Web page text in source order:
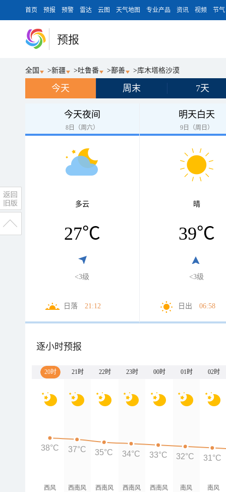
首页 预报 预警 雷达 云图 天气地图 专业产品 资讯 视频 节气
预报
全国 >新疆 >吐鲁番 >鄯善 >库木塔格沙漠
今天 周末 7天
今天夜间
8日（周六）
多云
27℃
<3级
日落 21:12
明天白天
9日（周日）
晴
39℃
<3级
日出 06:58
逐小时预报
20时 21时 22时 23时 00时 01时 02时
西风 西南风 西南风 西南风 西南风 南风 南风
38°C 37°C 35°C 34°C 33°C 32°C 31°C